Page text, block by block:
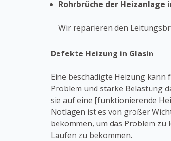
Rohrbrüche der Heizanlage
Wir reparieren den
Defekte Heizung in Glasin
Eine beschädigte Heizung kann
Problem und starke Belastung
sie auf eine [funktionierende
Notlagen ist es von großer
bekommen, um das Problem zu
Laufen zu bekommen.